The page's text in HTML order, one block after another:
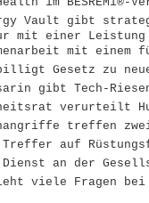
Vault gibt
mit einer Leistung
mit einem
billigt Gesetz zu
gibt Tech-
verurteilt
treffen
Treffer auf
an der
viele Fragen bei